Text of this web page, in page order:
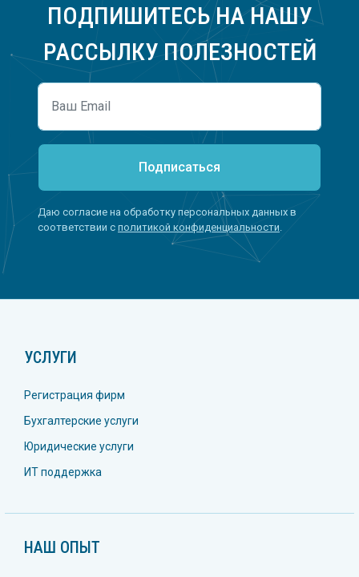
ПОДПИШИТЕСЬ НА НАШУ
РАССЫЛКУ ПОЛЕЗНОСТЕЙ
Подписаться
Даю согласие на обработку персональных данных в
соответствии с политикой конфиденциальности
УСЛУГИ
Регистрация фирм
Бухгалтерские услуги
Юридические услуги
ИТ поддержка
НАШ ОПЫТ